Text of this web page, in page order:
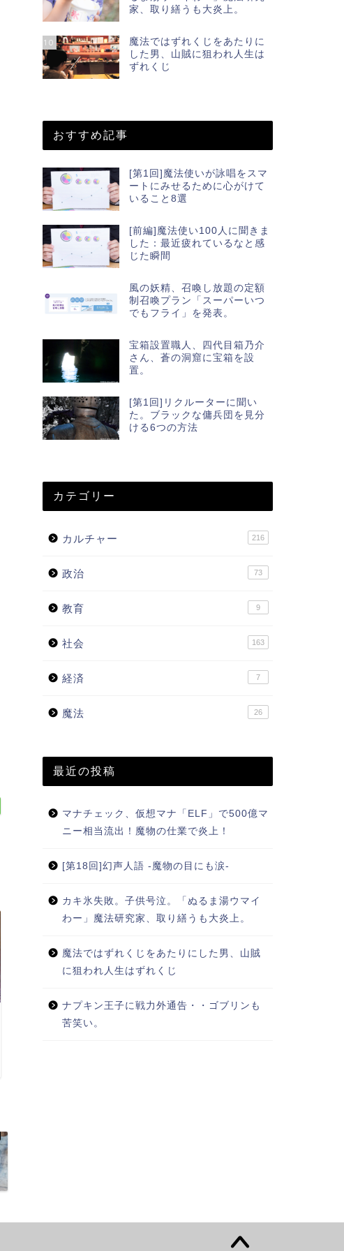
[REO'Sキッチン]れおん流 ポー
ションのカルボナーラ
カルチャー
家、取り繕うも大炎上。
10
魔法ではずれくじをあたりに
した男、山賊に狙われ人生は
ずれくじ
おすすめ記事
[第1回]魔法使いが詠唱をスマ
ートにみせるために心がけて
いること8選
[前編]魔法使い100人に聞きま
した：最近疲れているなと感
じた瞬間
風の妖精、召喚し放題の定額
制召喚プラン「スーパーいつ
でもフライ」を発表。
宝箱設置職人、四代目箱乃介
さん、蒼の洞窟に宝箱を設
置。
[第1回]リクルーターに聞い
た。ブラックな傭兵団を見分
ける6つの方法
カテゴリー
カルチャー 216
政治 73
教育 9
社会 163
経済 7
魔法 26
最近の投稿
マナチェック、仮想マナ「ELF」で500億マ
ニー相当流出！魔物の仕業で炎上！
[第18回]幻声人語 -魔物の目にも涙-
カキ氷失敗。子供号泣。「ぬるま湯ウマイ
わー」魔法研究家、取り繕うも大炎上。
魔法ではずれくじをあたりにした男、山賊
に狙われ人生はずれくじ
ナプキン王子に戦力外通告・・ゴブリンも
苦笑い。